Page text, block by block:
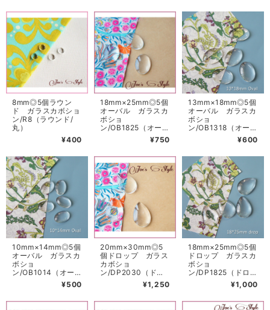
8mm◎5個ラウン
ド ガラスカボショ
ン/R8（ラウンド/
丸）
¥400
18mm×25mm◎5個
オーバル ガラスカ
ボショ
ン/OB1825（オーバ
¥750
13mm×18mm◎5個
オーバル ガラスカ
ボショ
ン/OB1318（オーバ
¥600
10mm×14mm◎5個
オーバル ガラスカ
ボショ
ン/OB1014（オー
¥500
20mm×30mm◎5
個ドロップ ガラス
カボショ
ン/DP2030（ドロ
ップ/しずく型）¥1,250
18mm×25mm◎5個
ドロップ ガラスカ
ボショ
ン/DP1825（ドロッ
プ/しずく型）¥1,000